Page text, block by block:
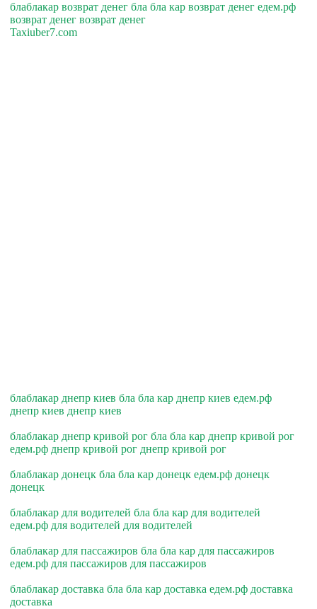
блаблакар возврат денег бла бла кар возврат денег едем.рф
возврат денег возврат денег
Taxiuber7.com
блаблакар днепр киев бла бла кар днепр киев едем.рф
днепр киев днепр киев
блаблакар днепр кривой рог бла бла кар днепр кривой рог
едем.рф днепр кривой рог днепр кривой рог
блаблакар донецк бла бла кар донецк едем.рф донецк
донецк
блаблакар для водителей бла бла кар для водителей
едем.рф для водителей для водителей
блаблакар для пассажиров бла бла кар для пассажиров
едем.рф для пассажиров для пассажиров
блаблакар доставка бла бла кар доставка едем.рф доставка
доставка